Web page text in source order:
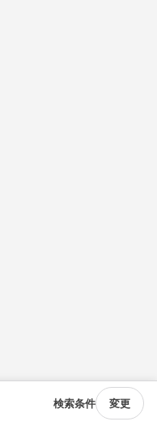
検索条件 変更